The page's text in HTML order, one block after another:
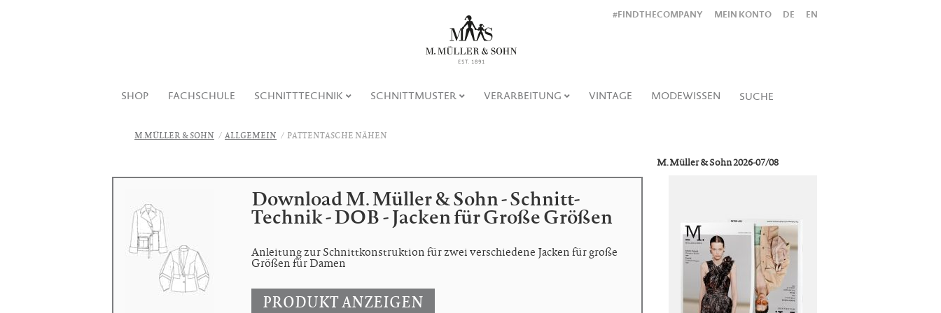
#FINDTHECOMPANY MEIN KONTO DE EN
SHOP FACHSCHULE SCHNITTTECHNIK SCHNITTMUSTER VERARBEITUNG VINTAGE MODEWISSEN SUCHE
Alles Shop SUCHEN
M.MÜLLER & SOHN ALLGEMEIN PATTENTASCHE NÄHEN
Download M. Müller & Sohn - Schnitt-
Technik - DOB - Jacken für Große Größen
Anleitung zur Schnittkonstruktion für zwei verschiedene Jacken für große
Größen für Damen
PRODUKT ANZEIGEN
M. Müller & Sohn 2026-07/08